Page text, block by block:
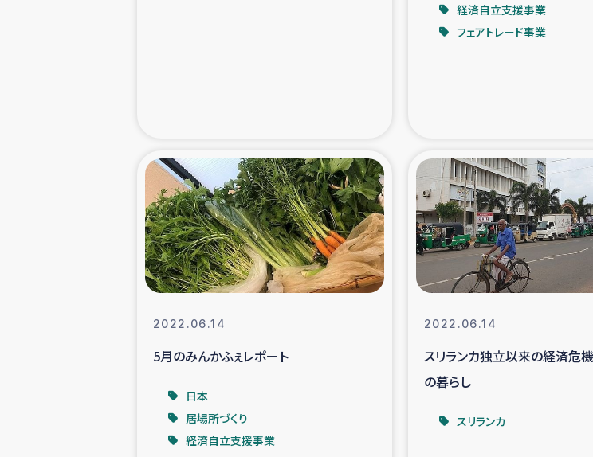
レバノンでのシリア難民への食糧・越冬支援
石巻市街地在宅被災者支援
仮設住宅生活支援・農業復興支援
インターン・ボランティア日誌
居場所づくり
ガザ地区における被災住民への緊急支援
ふりかけ普及と食生活改善による栄養改善事業
経済自立支援事業
フェアトレード事業
2022.06.14
5月のみんかふぇレポート
日本
居場所づくり
経済自立支援事業
2022.06.14
スリランカ独立以来の経済危
の暮らし
スリランカ